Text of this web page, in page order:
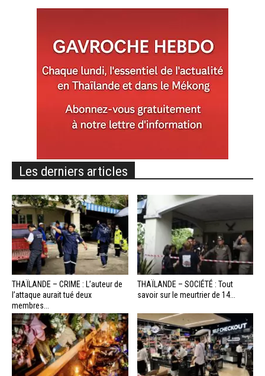
Les derniers articles
THAÏLANDE – CRIME : L’auteur de
l’attaque aurait tué deux
membres...
THAÏLANDE – SOCIÉTÉ : Tout
savoir sur le meurtrier de 14...